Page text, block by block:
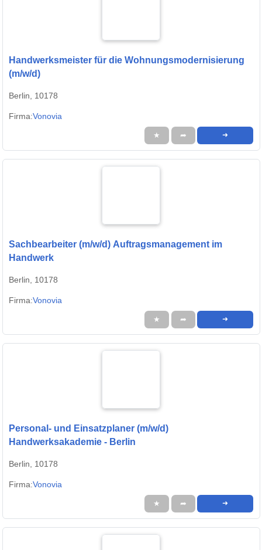
Handwerksmeister für die Wohnungsmodernisierung
(m/w/d)
Berlin, 10178
Firma:Vonovia
★ ➦ ➜
Sachbearbeiter (m/w/d) Auftragsmanagement im
Handwerk
Berlin, 10178
Firma:Vonovia
★ ➦ ➜
Personal- und Einsatzplaner (m/w/d)
Handwerksakademie - Berlin
Berlin, 10178
Firma:Vonovia
★ ➦ ➜